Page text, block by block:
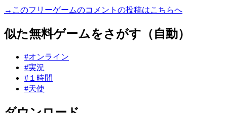
→このフリーゲームのコメントの投稿はこちらへ
似た無料ゲームをさがす（自動）
#オンライン
#実況
#１時間
#天使